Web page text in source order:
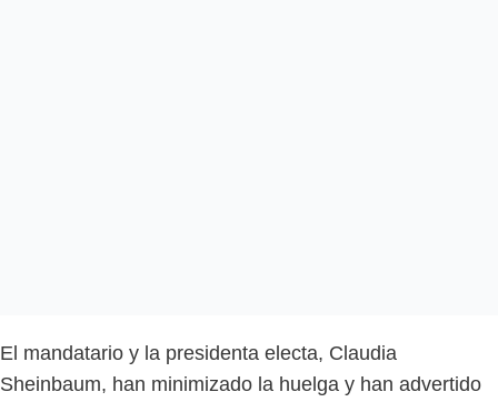
El mandatario y la presidenta electa, Claudia
Sheinbaum, han minimizado la huelga y han advertido